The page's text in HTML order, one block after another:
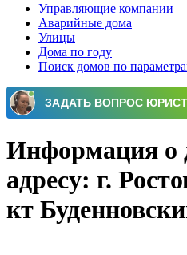
Управляющие компании
Аварийные дома
Улицы
Дома по году
Поиск домов по
Информация о
адресу: г.
кт